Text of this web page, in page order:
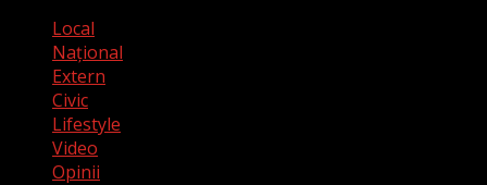
Local
Naţional
Extern
Civic
Lifestyle
Video
Opinii